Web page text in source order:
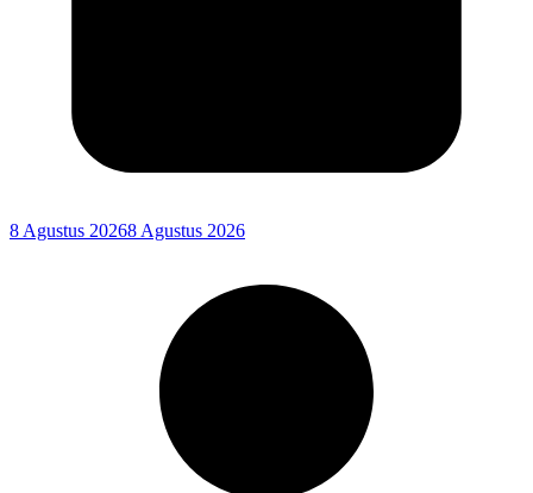
8 Agustus 20268 Agustus 2026